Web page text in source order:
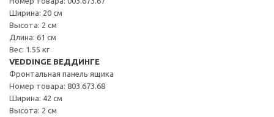
Ширина: 20 см
Высота: 2 см
Длина: 61 см
Вес: 1.55 кг
VEDDINGE ВЕДДИНГЕ
Фронтальная панель ящика
Номер товара: 803.673.68
Ширина: 42 см
Высота: 2 см